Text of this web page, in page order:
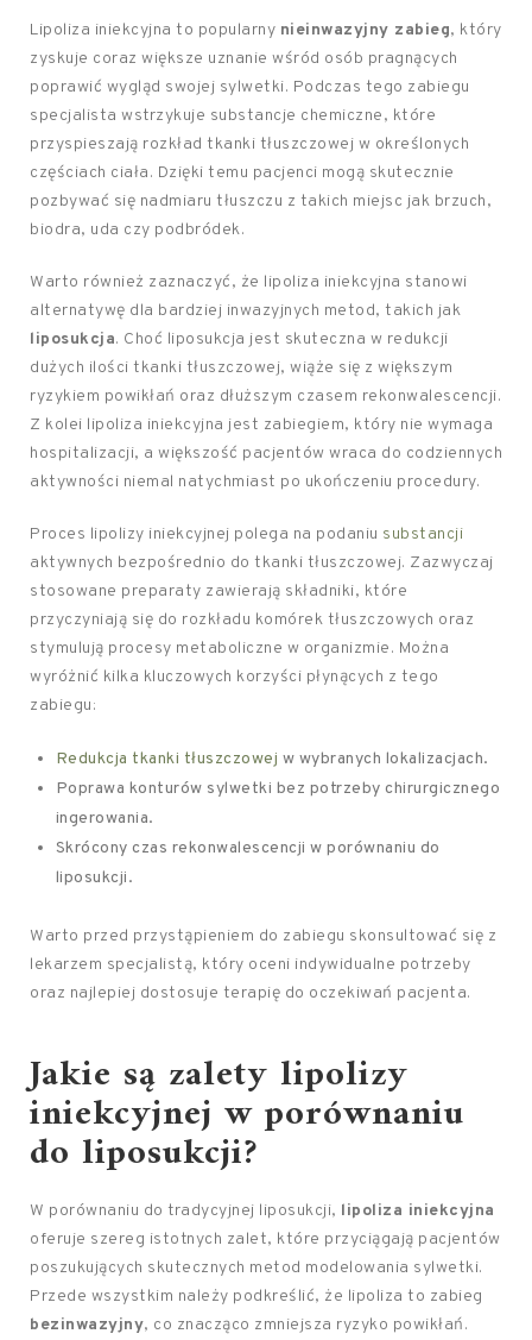
Lipoliza iniekcyjna to popularny nieinwazyjny zabieg, który
zyskuje coraz większe uznanie wśród osób pragnących
poprawić wygląd swojej sylwetki. Podczas tego zabiegu
specjalista wstrzykuje substancje chemiczne, które
przyspieszają rozkład tkanki tłuszczowej w określonych
częściach ciała. Dzięki temu pacjenci mogą skutecznie
pozbywać się nadmiaru tłuszczu z takich miejsc jak brzuch,
biodra, uda czy podbródek.
Warto również zaznaczyć, że lipoliza iniekcyjna stanowi
alternatywę dla bardziej inwazyjnych metod, takich jak
liposukcja. Choć liposukcja jest skuteczna w redukcji
dużych ilości tkanki tłuszczowej, wiąże się z większym
ryzykiem powikłań oraz dłuższym czasem rekonwalescencji.
Z kolei lipoliza iniekcyjna jest zabiegiem, który nie wymaga
hospitalizacji, a większość pacjentów wraca do codziennych
aktywności niemal natychmiast po ukończeniu procedury.
Proces lipolizy iniekcyjnej polega na podaniu substancji
aktywnych bezpośrednio do tkanki tłuszczowej. Zazwyczaj
stosowane preparaty zawierają składniki, które
przyczyniają się do rozkładu komórek tłuszczowych oraz
stymulują procesy metaboliczne w organizmie. Można
wyróżnić kilka kluczowych korzyści płynących z tego
zabiegu:
Redukcja tkanki tłuszczowej w wybranych lokalizacjach.
Poprawa konturów sylwetki bez potrzeby chirurgicznego
ingerowania.
Skrócony czas rekonwalescencji w porównaniu do
liposukcji.
Warto przed przystąpieniem do zabiegu skonsultować się z
lekarzem specjalistą, który oceni indywidualne potrzeby
oraz najlepiej dostosuje terapię do oczekiwań pacjenta.
Jakie są zalety lipolizy
iniekcyjnej w porównaniu
do liposukcji?
W porównaniu do tradycyjnej liposukcji, lipoliza iniekcyjna
oferuje szereg istotnych zalet, które przyciągają pacjentów
poszukujących skutecznych metod modelowania sylwetki.
Przede wszystkim należy podkreślić, że lipoliza to zabieg
bezinwazyjny, co znacząco zmniejsza ryzyko powikłań.